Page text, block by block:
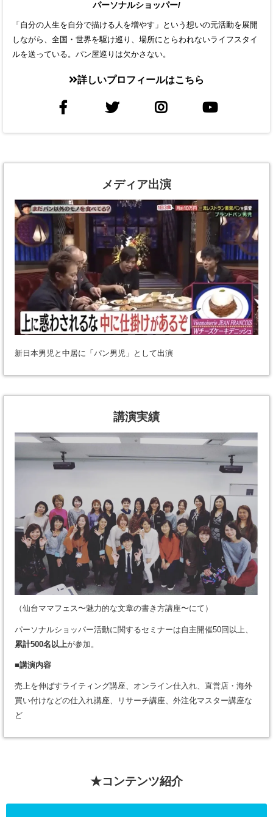
パーソナルショッパー/
「自分の人生を自分で描ける人を増やす」という想いの元活動を展開
しながら、全国・世界を駆け巡り、場所にとらわれないライフスタイ
ルを送っている。パン屋巡りは欠かさない。
詳しいプロフィールはこちら
メディア出演
新日本男児と中居に「パン男児」として出演
講演実績
（仙台ママフェス〜魅力的な文章の書き方講座〜にて）
パーソナルショッパー活動に関するセミナーは自主開催50回以上、
累計500名以上が参加。
■講演内容
売上を伸ばすライティング講座、オンライン仕入れ、直営店・海外
買い付けなどの仕入れ講座、リサーチ講座、外注化マスター講座な
ど
★コンテンツ紹介